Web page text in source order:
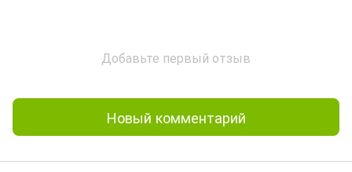
Добавьте первый отзыв
Новый комментарий